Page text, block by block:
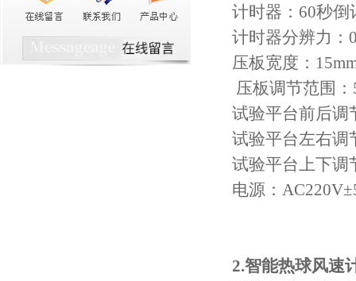
计时器： 60秒倒
计时器分辨力：
压板宽度：
压板调节范围：
试验平台前后调
试验平台左右调
试验平台上下调
电源： AC220V±
2.智能热球风速